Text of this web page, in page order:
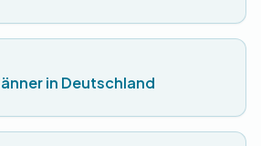
in Deutschland